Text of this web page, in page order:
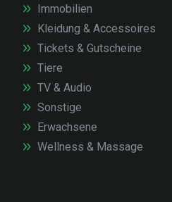
Immobilien
Kleidung & Accessoires
Tickets & Gutscheine
Tiere
TV & Audio
Sonstige
Erwachsene
Wellness & Massage